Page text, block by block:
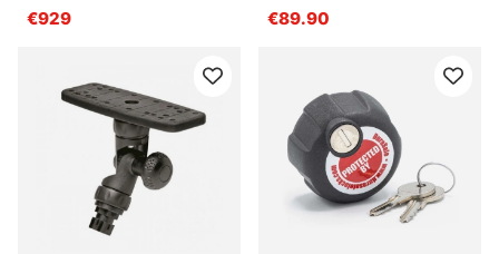
€929
€89.90